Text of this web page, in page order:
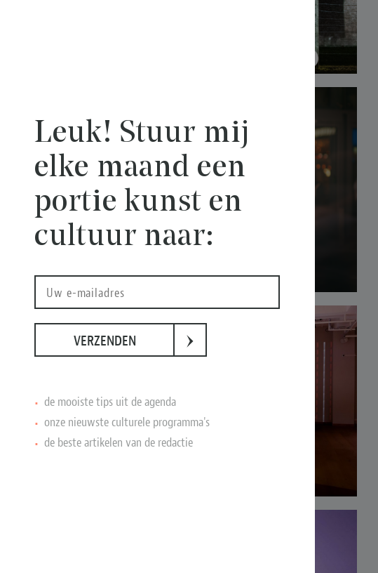
Leuk! Stuur mij
elke maand een
portie kunst en
cultuur naar:
VERZENDEN ›
de mooiste tips uit de agenda
onze nieuwste culturele programma's
de beste artikelen van de redactie